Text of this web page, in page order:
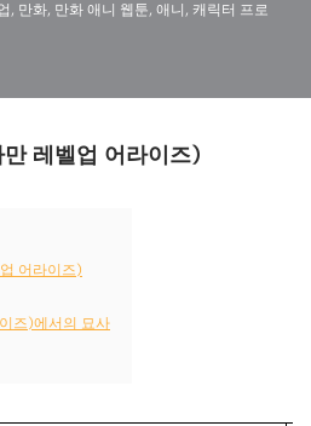
, 만화, 만화 애니 웹툰, 애니 , 캐릭터 프로
레벨업 어라이즈)
어라이즈)
즈)에서의 묘사